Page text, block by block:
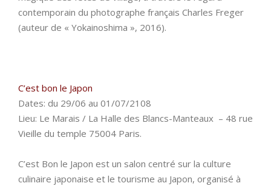
contemporain du photographe français Charles Freger
(auteur de « Yokainoshima », 2016).
C’est bon le Japon
Dates: du 29/06 au 01/07/2108
Lieu: Le Marais / La Halle des Blancs-Manteaux – 48 rue
Vieille du temple 75004 Paris.
C’est Bon le Japon est un salon centré sur la culture
culinaire japonaise et le tourisme au Japon, organisé à